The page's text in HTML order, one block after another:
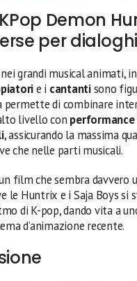
Demon
per
nei grandi musical animati,
e i cantantisono
permette di combinare
livello con
, assicurando la massima
che nelle parti musicali.
film che sembra davvero
le Huntrix e i Saja Boys si
di K-pop, dando vita a
d’animazione recente.